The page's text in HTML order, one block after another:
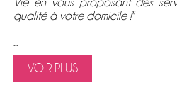
qualité à votre domicile !''
...
VOIR PLUS